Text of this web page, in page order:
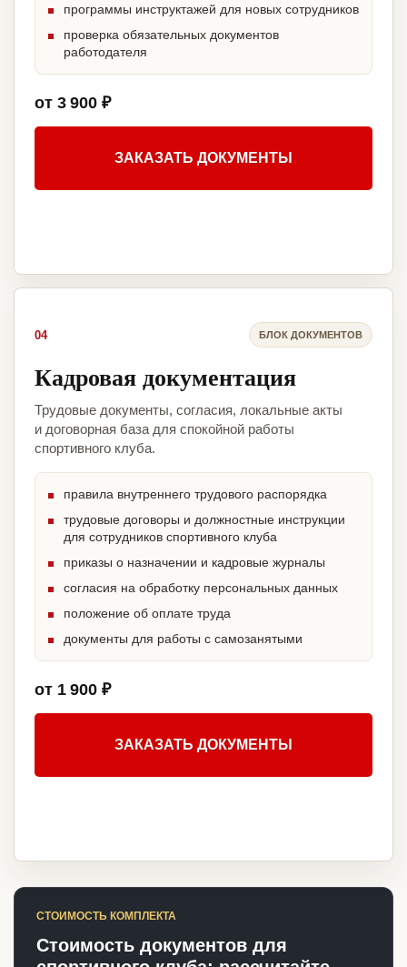
программы инструктажей для новых сотрудников
проверка обязательных документов
работодателя
от 3 900 ₽
ЗАКАЗАТЬ ДОКУМЕНТЫ
04 БЛОК ДОКУМЕНТОВ
Кадровая документация
Трудовые документы, согласия, локальные акты
и договорная база для спокойной работы
спортивного клуба.
правила внутреннего трудового распорядка
трудовые договоры и должностные инструкции
для сотрудников спортивного клуба
приказы о назначении и кадровые журналы
согласия на обработку персональных данных
положение об оплате труда
документы для работы с самозанятыми
от 1 900 ₽
ЗАКАЗАТЬ ДОКУМЕНТЫ
СТОИМОСТЬ КОМПЛЕКТА
Стоимость документов для